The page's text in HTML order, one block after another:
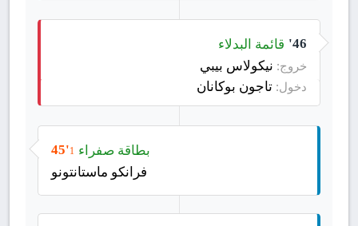
46' قائمة البدلاء
خروج: نيكولاس بيبي
دخول: تاجون بوكانان
45'1 بطاقة صفراء
فرانكو ماستانتونو